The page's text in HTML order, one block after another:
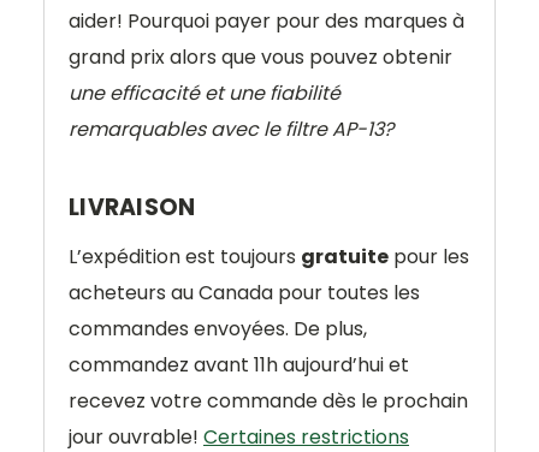
aider! Pourquoi payer pour des marques à
grand prix alors que vous pouvez obtenir
une efficacité et une fiabilité
remarquables avec le filtre AP-13?
LIVRAISON
L’expédition est toujours gratuite pour les
acheteurs au Canada pour toutes les
commandes envoyées. De plus,
commandez avant 11h aujourd’hui et
recevez votre commande dès le prochain
jour ouvrable! Certaines restrictions